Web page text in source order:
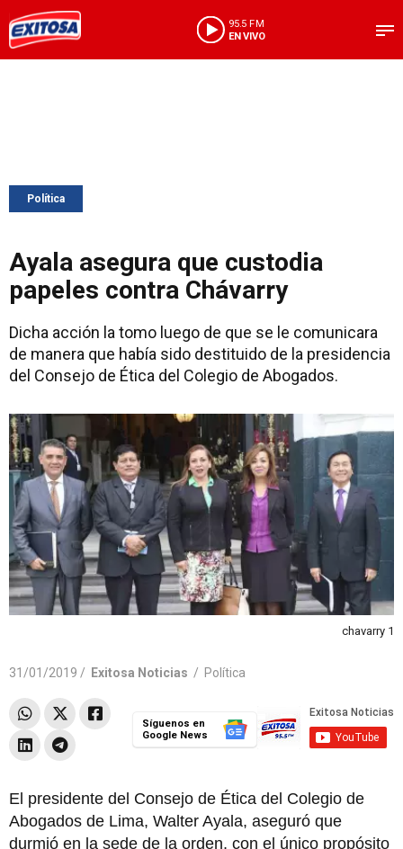
95.5 FM
EN VIVO
Política
Ayala asegura que custodia
papeles contra Chávarry
Dicha acción la tomo luego de que se le comunicara
de manera que había sido destituido de la presidencia
del Consejo de Ética del Colegio de Abogados.
chavarry 1
31/01/2019 / Exitosa Noticias / Política
Síguenos en
Google News
El presidente del Consejo de Ética del Colegio de
Abogados de Lima, Walter Ayala, aseguró que
durmió en la sede de la orden, con el único propósito